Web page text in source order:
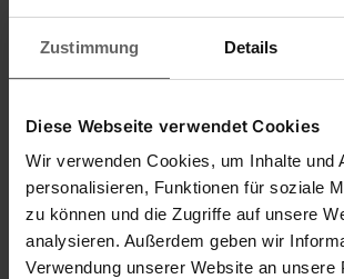
Zustimmung Details
Diese Webseite verwendet Cookies
Wir verwenden Cookies, um Inhalte und
personalisieren, Funktionen für soziale
zu können und die Zugriffe auf unsere
analysieren. Außerdem geben wir
Verwendung unserer Website an unsere
Hochachtungsvoll
ein fustrierter KUNDE
5 1
Kwaliteit van het product
5
Antwoord: